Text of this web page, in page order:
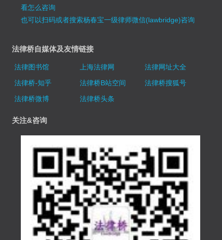
看怎么咨询
也可以扫码或者搜索杨春宝一级律师微信(lawbridge)咨询
法律桥自媒体及友情链接
法律图书馆 上海法律网
法律网址大全
法律桥-知乎
法律桥B站空间
法律桥搜狐号
法律桥微博
法律桥头条
关注&咨询